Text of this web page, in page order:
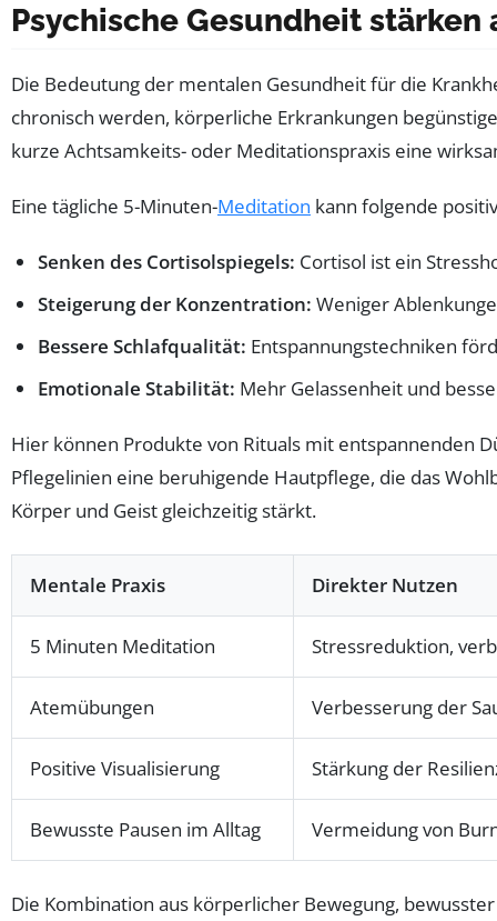
Psychische Gesundheit
Die Bedeutung der mentalen Gesundheit für die
chronisch werden, körperliche Erkrankungen
kurze Achtsamkeits- oder Meditationspraxis eine
Eine tägliche 5-Minuten-Meditation kann folgende
Senken des Cortisolspiegels: Cortisol ist ein
Steigerung der Konzentration: Weniger
Bessere Schlafqualität: Entspannungstechniken
Emotionale Stabilität: Mehr Gelassenheit und
Hier können Produkte von Rituals mit entspannenden
Pflegelinien eine beruhigende Hautpflege, die das
Körper und Geist gleichzeitig stärkt.
Mentale Praxis Direkter Nutzen
5 Minuten Meditation Stressreduktion,
Atemübungen Verbesserung der
Positive Visualisierung Stärkung der
Bewusste Pausen im Alltag Vermeidung von
Die Kombination aus körperlicher Bewegung,